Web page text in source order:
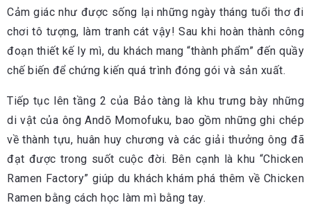
Cảm giác như được sống lại những ngày tháng tuổi thơ đi
chơi tô tượng, làm tranh cát vậy! Sau khi hoàn thành công
đoạn thiết kế ly mì, du khách mang “thành phẩm” đến quầy
chế biến để chứng kiến quá trình đóng gói và sản xuất.
Tiếp tục lên tầng 2 của Bảo tàng là khu trưng bày những
di vật của ông Andō Momofuku, bao gồm những ghi chép
về thành tựu, huân huy chương và các giải thưởng ông đã
đạt được trong suốt cuộc đời. Bên cạnh là khu “Chicken
Ramen Factory” giúp du khách khám phá thêm về Chicken
Ramen bằng cách học làm mì bằng tay.